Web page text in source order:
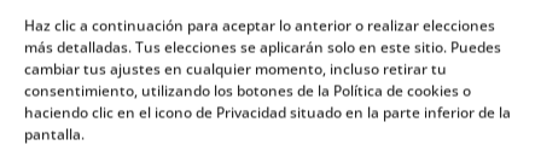
Haz clic a continuación para aceptar lo anterior o realizar elecciones
más detalladas. Tus elecciones se aplicarán solo en este sitio. Puedes
cambiar tus ajustes en cualquier momento, incluso retirar tu
consentimiento, utilizando los botones de la Política de cookies o
haciendo clic en el icono de Privacidad situado en la parte inferior de la
pantalla.
siguiente dirección: NORUEGATOURS,
S.L., C/ Filá Cordón n.º 36, Polígono
Industrial Cotes Altes, 03804 Alcoy,